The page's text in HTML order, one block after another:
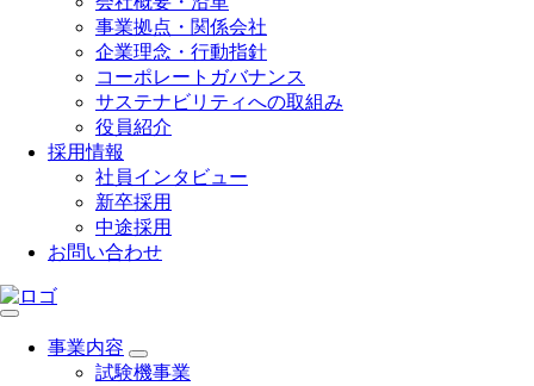
事業拠点・関係会社
企業理念・行動指針
コーポレートガバナンス
サステナビリティへの取組み
役員紹介
採用情報
社員インタビュー
新卒採用
中途採用
お問い合わせ
事業内容
試験機事業